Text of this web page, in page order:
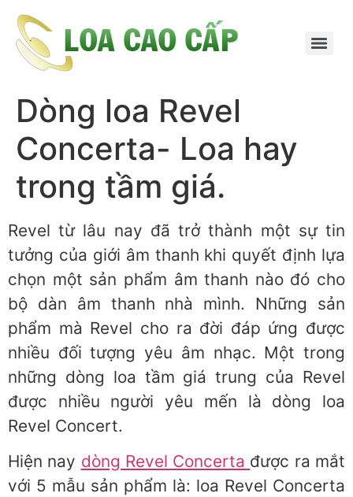
Dòng loa Revel
Concerta- Loa hay
trong tầm giá.
Revel từ lâu nay đã trở thành một sự tin
tưởng của giới âm thanh khi quyết định lựa
chọn một sản phẩm âm thanh nào đó cho
bộ dàn âm thanh nhà mình. Những sản
phẩm mà Revel cho ra đời đáp ứng được
nhiều đối tượng yêu âm nhạc. Một trong
những dòng loa tầm giá trung của Revel
được nhiều người yêu mến là dòng loa
Revel Concert.
Hiện nay dòng Revel Concerta được ra mắt
với 5 mẫu sản phẩm là: loa Revel Concerta